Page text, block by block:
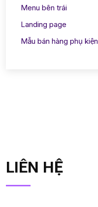
Menu bên trái
Landing page
Mẫu bán hàng phụ kiện
LIÊN HỆ